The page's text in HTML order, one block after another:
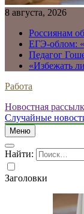
8 августа, 2026
Россиянам
ЕГЭ-облом:
Педагог
«Избежать
Работа
Новостная
Случайные
Меню
Найти:
Заголовки